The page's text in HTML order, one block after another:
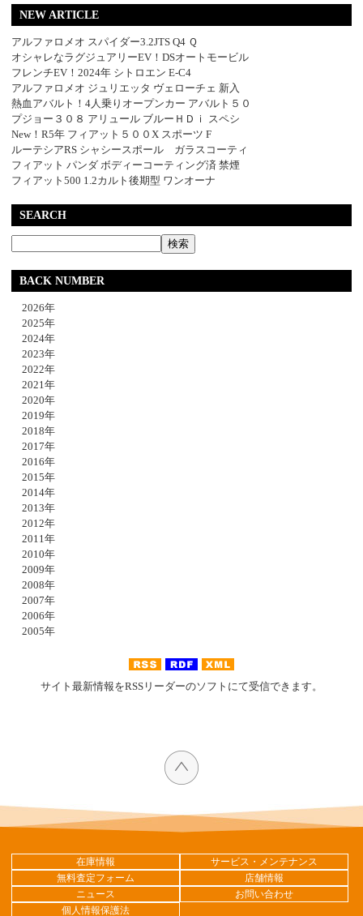
NEW ARTICLE
アルファロメオ スパイダー3.2JTS Q4 Ｑ
オシャレなラグジュアリーEV！DSオートモービル
フレンチEV！2024年 シトロエン E-C4
アルファロメオ ジュリエッタ ヴェローチェ 新入
熱血アバルト！4人乗りオープンカー アバルト５０
プジョー３０８ アリュール ブルーＨＤｉ スペシ
New！R5年 フィアット５００X スポーツ F
ルーテシアRS シャシースポール ガラスコーティ
フィアット パンダ ボディーコーティング済 禁煙
フィアット500 1.2カルト後期型 ワンオーナ
SEARCH
BACK NUMBER
2026年
2025年
2024年
2023年
2022年
2021年
2020年
2019年
2018年
2017年
2016年
2015年
2014年
2013年
2012年
2011年
2010年
2009年
2008年
2007年
2006年
2005年
サイト最新情報をRSSリーダーのソフトにて受信できます。
在庫情報
サービス・メンテナンス
無料査定フォーム
店舗情報
ニュース
お問い合わせ
個人情報保護法